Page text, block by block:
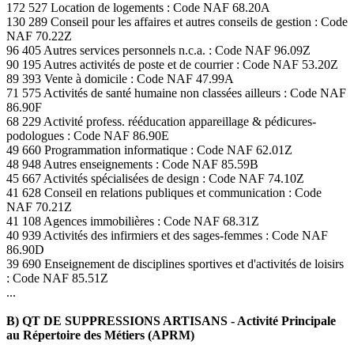
172 527 Location de logements : Code NAF 68.20A
130 289 Conseil pour les affaires et autres conseils de gestion : Code
NAF 70.22Z
96 405 Autres services personnels n.c.a. : Code NAF 96.09Z
90 195 Autres activités de poste et de courrier : Code NAF 53.20Z
89 393 Vente à domicile : Code NAF 47.99A
71 575 Activités de santé humaine non classées ailleurs : Code NAF
86.90F
68 229 Activité profess. rééducation appareillage & pédicures-
podologues : Code NAF 86.90E
49 660 Programmation informatique : Code NAF 62.01Z
48 948 Autres enseignements : Code NAF 85.59B
45 667 Activités spécialisées de design : Code NAF 74.10Z
41 628 Conseil en relations publiques et communication : Code
NAF 70.21Z
41 108 Agences immobilières : Code NAF 68.31Z
40 939 Activités des infirmiers et des sages-femmes : Code NAF
86.90D
39 690 Enseignement de disciplines sportives et d'activités de loisirs
: Code NAF 85.51Z
...
B) QT DE SUPPRESSIONS ARTISANS - Activité Principale
au Répertoire des Métiers (APRM)